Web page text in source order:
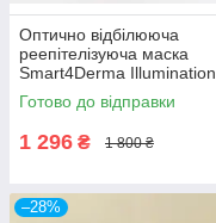
Оптично відбілююча
реепітелізуюча маска
Smart4Derma Illumination
OPTI-WHITE MASK
Готово до відправки
1 296 ₴ 1 800 ₴
–28%